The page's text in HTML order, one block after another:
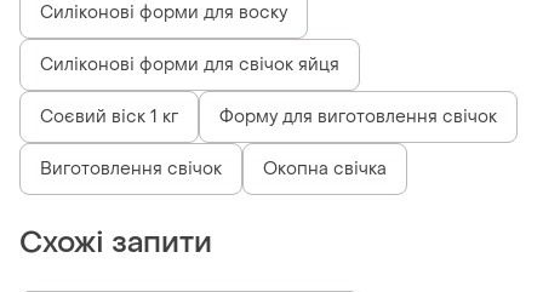
Силіконові форми для воску
Силіконові форми для свічок яйця
Соєвий віск 1 кг Форму для виготовлення свічок
Виготовлення свічок Окопна свічка
Схожі запити